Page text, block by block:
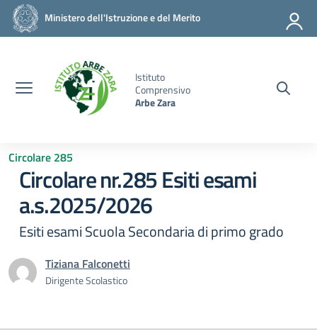
Vai ai contenuti
Vai al menu di navigazione
Vai al footer
Ministero dell'Istruzione e del Merito
Istituto
Comprensivo
Arbe Zara
Circolare 285
Circolare nr.285 Esiti esami
a.s.2025/2026
Esiti esami Scuola Secondaria di primo grado
Tiziana Falconetti
Dirigente Scolastico